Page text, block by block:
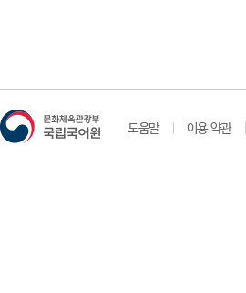
도움말 이용 약관